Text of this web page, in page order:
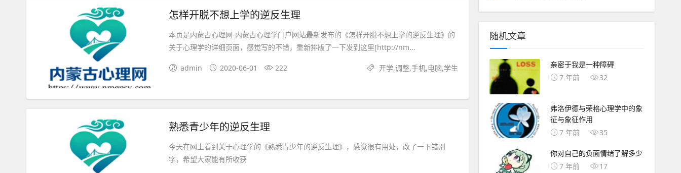
怎样开脱不想上学的逆反生理
本页是内蒙古心理网-内蒙古心理学门户网站最新发布的《怎样开脱不想上学的逆反生理》的
关于心理学的详细页面，感觉写的不错，重新排版了一下发到这里[http://nm...
admin 2020-06-01 222 开学,调整,手机,电脑,学生
熟悉青少年的逆反生理
今天在网上看到关于心理学的《熟悉青少年的逆反生理》，感觉很有用处，改了一下错别
字，希望大家能有所收获
随机文章
亲密于我是一种障碍
7 年前
32
弗洛伊德与荣格心理学中的象
征与象征作用
7 年前
35
你对自己的负面情绪了解多少
7 年前
17